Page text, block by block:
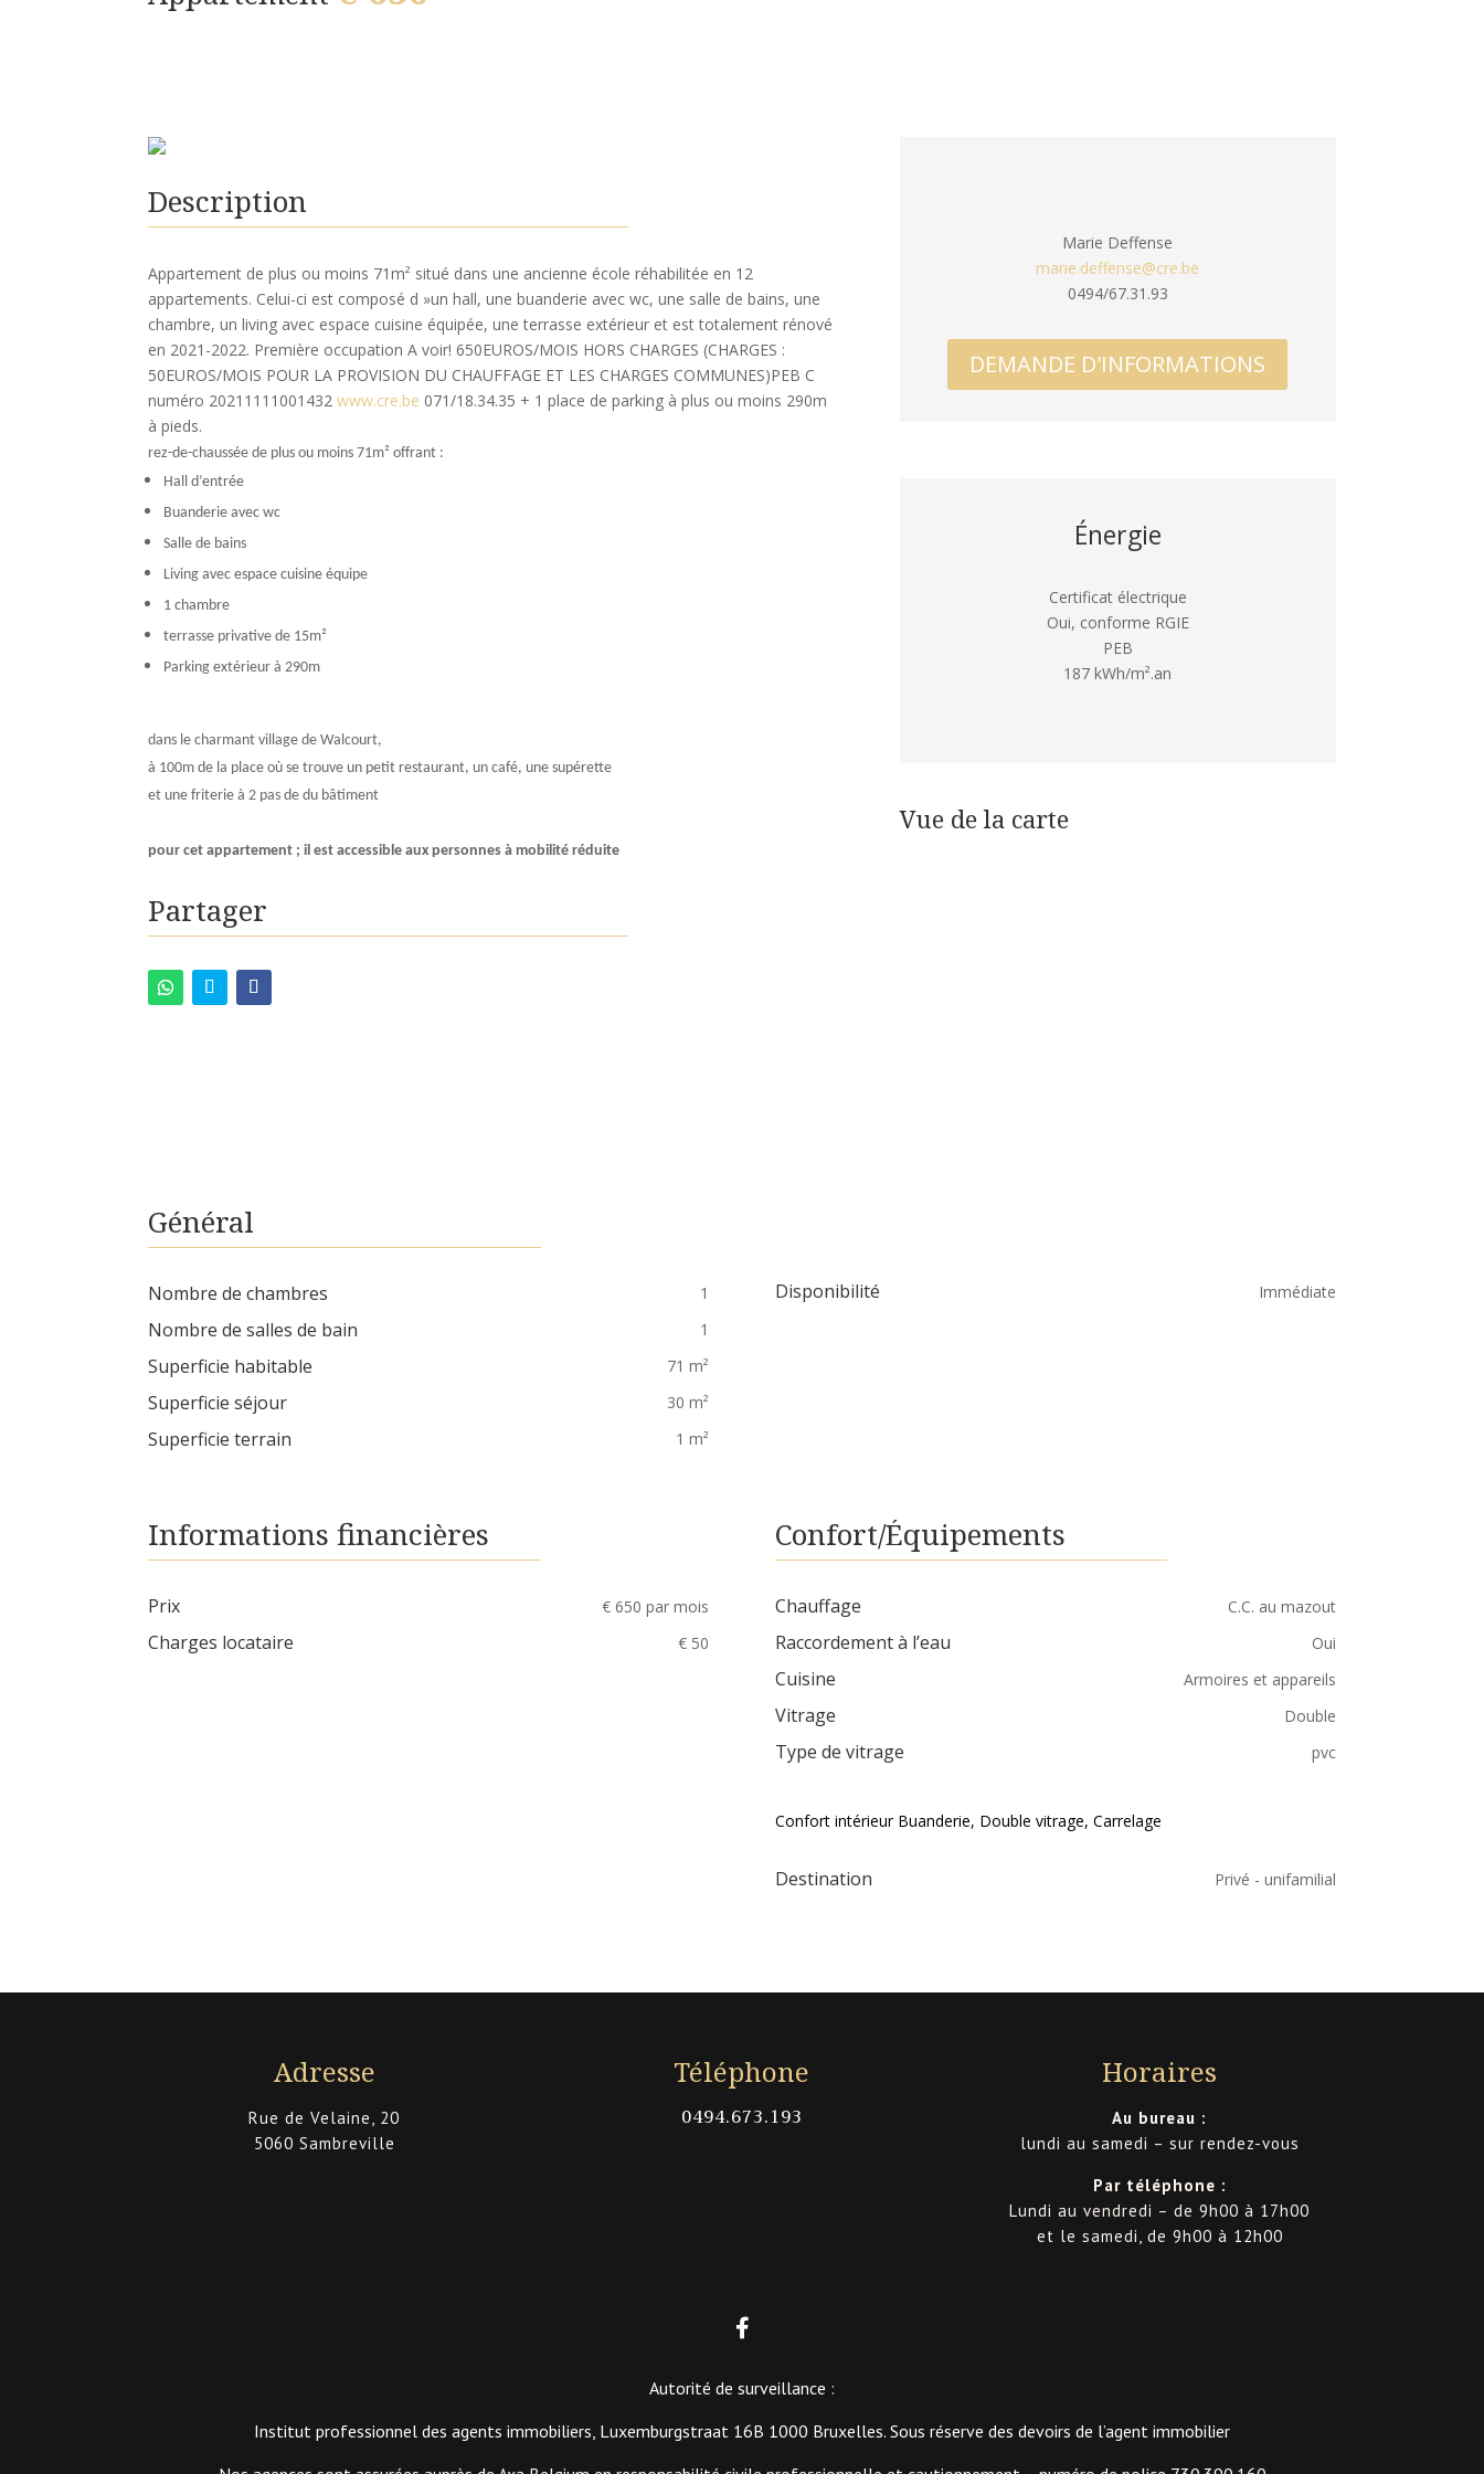
Description
Appartement de plus ou moins 71m² situé dans une ancienne école réhabilitée en 12
appartements. Celui-ci est composé d »un hall, une buanderie avec wc, une salle de bains, une
chambre, un living avec espace cuisine équipée, une terrasse extérieur et est totalement rénové
en 2021-2022. Première occupation A voir! 650EUROS/MOIS HORS CHARGES (CHARGES :
50EUROS/MOIS POUR LA PROVISION DU CHAUFFAGE ET LES CHARGES COMMUNES)PEB C
numéro 20211111001432 www.cre.be 071/18.34.35 + 1 place de parking à plus ou moins 290m
à pieds.
rez-de-chaussée de plus ou moins 71m² offrant :
Hall d’entrée
Buanderie avec wc
Salle de bains
Living avec espace cuisine équipe
1 chambre
terrasse privative de 15m²
Parking extérieur à 290m
dans le charmant village de Walcourt,
à 100m de la place où se trouve un petit restaurant, un café, une supérette
et une friterie à 2 pas de du bâtiment
pour cet appartement ; il est accessible aux personnes à mobilité réduite
Partager
Marie Deffense
marie.deffense@cre.be
0494/67.31.93
DEMANDE D'INFORMATIONS
Énergie
Certificat électrique
Oui, conforme RGIE
PEB
187 kWh/m².an
Vue de la carte
Général
Nombre de chambres 1
Nombre de salles de bain 1
Superficie habitable 71 m²
Superficie séjour 30 m²
Superficie terrain 1 m²
Disponibilité Immédiate
Informations financières
Prix € 650 par mois
Charges locataire € 50
Confort/Équipements
Chauffage C.C. au mazout
Raccordement à l’eau Oui
Cuisine Armoires et appareils
Vitrage Double
Type de vitrage pvc
Confort intérieur Buanderie, Double vitrage, Carrelage
Destination Privé - unifamilial
Adresse
Rue de Velaine, 20
5060 Sambreville
Téléphone
0494.673.193
Horaires
Au bureau :
lundi au samedi – sur rendez-vous
Par téléphone :
Lundi au vendredi – de 9h00 à 17h00
et le samedi, de 9h00 à 12h00

Autorité de surveillance :
Institut professionnel des agents immobiliers, Luxemburgstraat 16B 1000 Bruxelles. Sous réserve des devoirs de l’agent immobilier